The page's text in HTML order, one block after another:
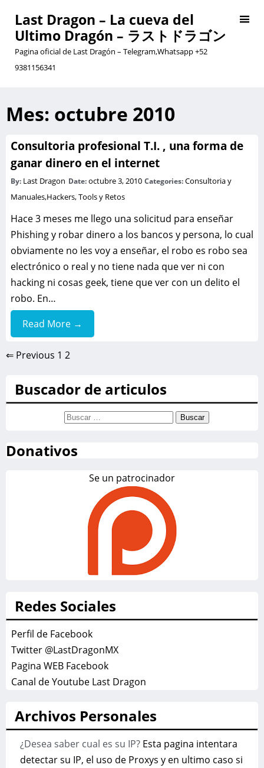
Last Dragon – La cueva del
Ultimo Dragón – ラストドラゴン
Pagina oficial de Last Dragón – Telegram,Whatsapp +52
9381156341
Mes: octubre 2010
Consultoria profesional T.I. , una forma de
ganar dinero en el internet
By: Last Dragon Date:octubre 3, 2010 Categories:Consultoria y
Manuales,Hackers, Tools y Retos
Hace 3 meses me llego una solicitud para enseñar
Phishing y robar dinero a los bancos y persona, lo cual
obviamente no les voy a enseñar, el robo es robo sea
electrónico o real y no tiene nada que ver ni con
hacking ni cosas geek, tiene que ver con un delito el
robo. En…
Read More →
⇐ Previous 1 2
Buscador de articulos
Buscar:
Donativos
Se un patrocinador
Redes Sociales
Perfil de Facebook
Twitter @LastDragonMX
Pagina WEB Facebook
Canal de Youtube Last Dragon
Archivos Personales
¿Desea saber cual es su IP?Esta pagina intentara
detectar su IP, el uso de Proxys y en ultimo caso si